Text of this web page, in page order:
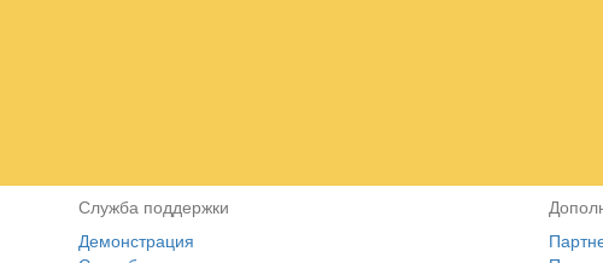
Служба поддержки
Демонстрация